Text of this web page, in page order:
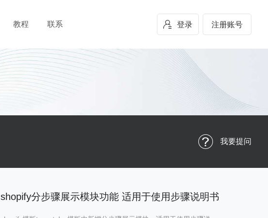
教程 联系 登录 注册账号
我要提问
shopify分步骤展示模块功能 适用于使用步骤说明书